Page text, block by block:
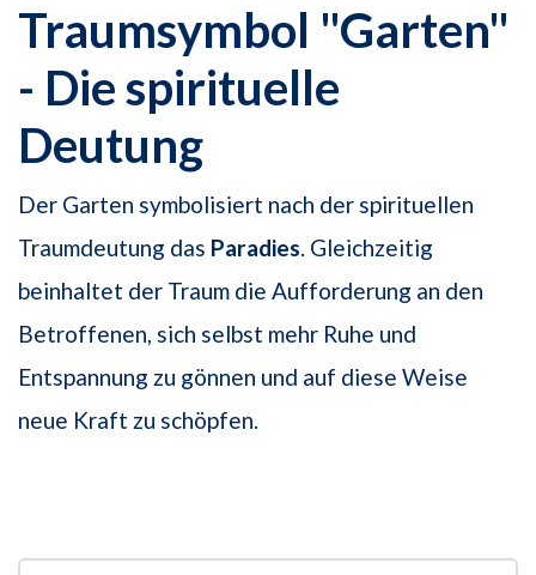
Traumsymbol "Garten"
- Die spirituelle
Deutung
Der Garten symbolisiert nach der spirituellen
Traumdeutung das Paradies. Gleichzeitig
beinhaltet der Traum die Aufforderung an den
Betroffenen, sich selbst mehr Ruhe und
Entspannung zu gönnen und auf diese Weise
neue Kraft zu schöpfen.